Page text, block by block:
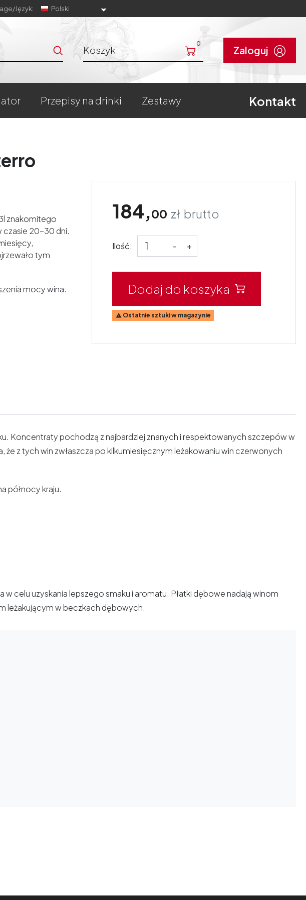
Język: Polski
Koszyk 0
Zaloguj
przepisy na drinki zestawy Kontakt
znakomitego
czasie 20-30 dni.
tym
mocy wina.
184,00 zł brutto
Ilość: - +
Dodaj do koszyka
 Ostatnie sztuki w magazynie
Koncentraty pochodzą z najbardziej znanych i respektowanych szczepów w
z tych win zwłaszcza po kilkumiesięcznym leżakowaniu win czerwonych
północy kraju.
w celu uzyskania lepszego smaku i aromatu. Płatki dębowe nadają winom
leżakującym w beczkach dębowych.